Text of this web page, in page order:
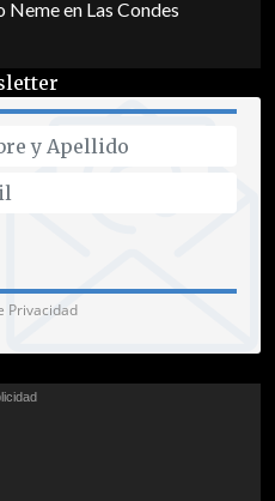
Neme en Las Condes
Privacidad